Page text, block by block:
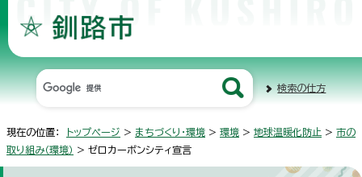
検索の仕方
現在の位置： トップページ > まちづくり・環境 > 環境 > 地球温暖化防止 > 市の
取り組み（環境） > ゼロカーボンシティ宣言